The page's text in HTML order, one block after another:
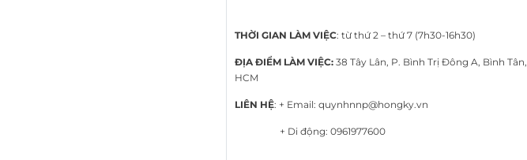
THỜI GIAN LÀM VIỆC: từ thứ 2 – thứ 7 (7h30-16h30)
ĐỊA ĐIỂM LÀM VIỆC:38 Tây Lân, P. Bình Trị Đông A, Bình Tân,
HCM
LIÊN HỆ: + Email: quynhnnp@hongky.vn
+ Di động: 0961977600